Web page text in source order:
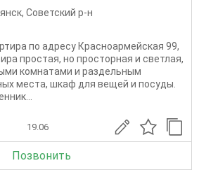
, Советский р-н
по адресу Красноармейская 99,
простая, но просторная и светлая,
комнатами и раздельным
места, шкаф для вещей и посуды.
19.06
Позвонить